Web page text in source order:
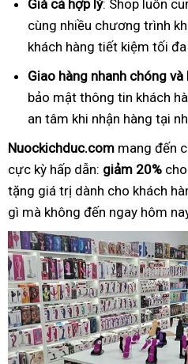
Giá cả hợp lý: Shop luôn
cùng nhiều chương trình
khách hàng tiết kiệm tối đa
Giao hàng nhanh chóng và
bảo mật thông tin khách
an tâm khi nhận hàng tại
Nuockichduc.com mang đến
cực kỳ hấp dẫn: giảm 20%
tặng giá trị dành cho khách
gì mà không đến ngay hôm